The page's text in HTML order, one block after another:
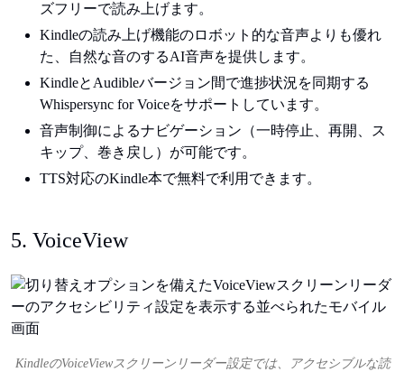
ズフリーで読み上げます。
Kindleの読み上げ機能のロボット的な音声よりも優れ
た、自然な音のするAI音声を提供します。
KindleとAudibleバージョン間で進捗状況を同期する
Whispersync for Voiceをサポートしています。
音声制御によるナビゲーション（一時停止、再開、ス
キップ、巻き戻し）が可能です。
TTS対応のKindle本で無料で利用できます。
5. VoiceView
KindleのVoiceViewスクリーンリーダー設定では、アクセシブルな読